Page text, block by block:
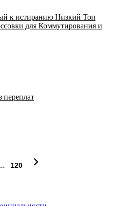
к истиранию Низкий Топ
для Коммутирования и
переплат
... 120